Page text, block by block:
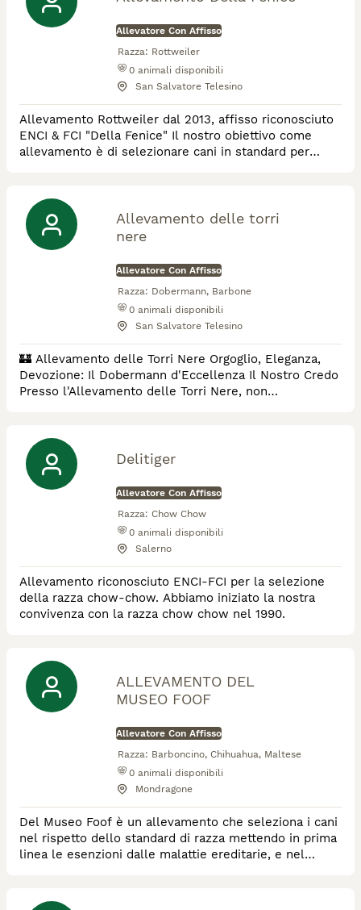
Allevatore Con Affisso
Razza: Rottweiler
0 animali disponibili
San Salvatore Telesino
Allevamento Rottweiler dal 2013, affisso riconosciuto
ENCI & FCI "Della Fenice" Il nostro obiettivo come
allevamento è di selezionare cani in standard per
razza. Cerchiamo nel nostro piccolo di offrire la
miglior vita ai nostri amici a 4 zampe. Allevamento con
strutture autorizzate dalla
Allevamento delle torri
nere
Allevatore Con Affisso
Razza: Dobermann, Barbone
0 animali disponibili
San Salvatore Telesino
​🏰 Allevamento delle Torri Nere ​Orgoglio, Eleganza,
Devozione: Il Dobermann d'Eccellenza ​Il Nostro Credo
​Presso l'Allevamento delle Torri Nere, non
l'apice dell'ingegneria canina: un perfetto equilibrio tra
potenza esplosiva e sensibilità estrema. ​Le nostre
"Torri" rappresentano la gu
Delitiger
Allevatore Con Affisso
Razza: Chow Chow
0 animali disponibili
Salerno
Allevamento riconosciuto ENCI-FCI per la selezione
della razza chow-chow. Abbiamo iniziato la nostra
convivenza con la razza chow chow nel 1990.
ALLEVAMENTO DEL
MUSEO FOOF
Allevatore Con Affisso
Razza: Barboncino, Chihuahua, Maltese
0 animali disponibili
Mondragone
Del Museo Foof è un allevamento che seleziona i cani
nel rispetto dello standard di razza mettendo in prima
linea le esenzioni dalle malattie ereditarie, e nel